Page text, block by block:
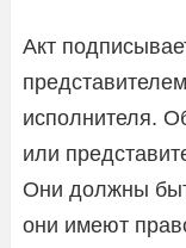
Акт
исполнителя.
или
Они должны
они имеют